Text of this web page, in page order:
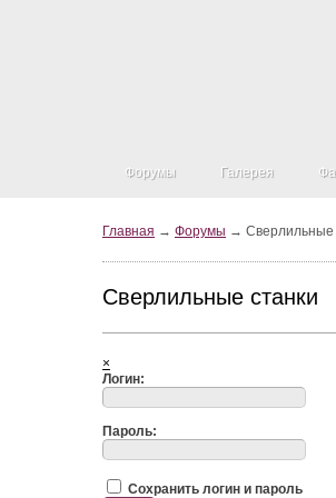
Форумы Галерея
Главная → Форумы → Сверлильные
Сверлильные станки
×
Логин:
Пароль:
Сохранить логин и пароль